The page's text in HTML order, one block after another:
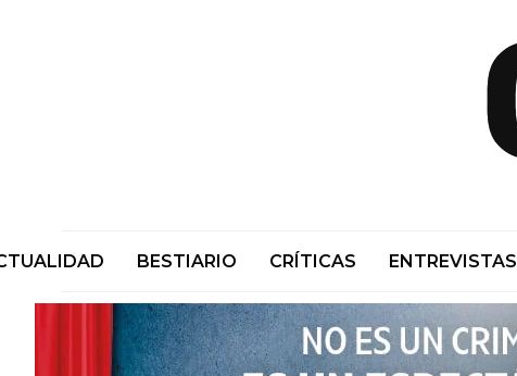
BESTIARIO CRÍTICAS ENTREVISTAS